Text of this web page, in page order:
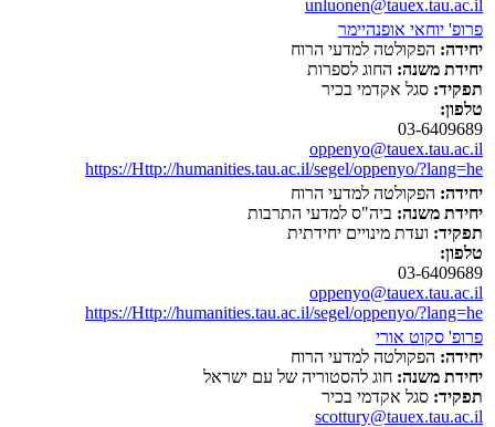
unluonen@tauex.tau.ac.il
פרופ' יוחאי אופנהיימר
יחידה: הפקולטה למדעי הרוח
יחידת משנה: החוג לספרות
תפקיד: סגל אקדמי בכיר
טלפון:
03-6409689
oppenyo@tauex.tau.ac.il
https://Http://humanities.tau.ac.il/segel/oppenyo/?lang=he
יחידה: הפקולטה למדעי הרוח
יחידת משנה: ביה"ס למדעי התרבות
תפקיד: ועדת מינויים יחידתית
טלפון:
03-6409689
oppenyo@tauex.tau.ac.il
https://Http://humanities.tau.ac.il/segel/oppenyo/?lang=he
פרופ' סקוט אורי
יחידה: הפקולטה למדעי הרוח
יחידת משנה: חוג להסטוריה של עם ישראל
תפקיד: סגל אקדמי בכיר
scottury@tauex.tau.ac.il